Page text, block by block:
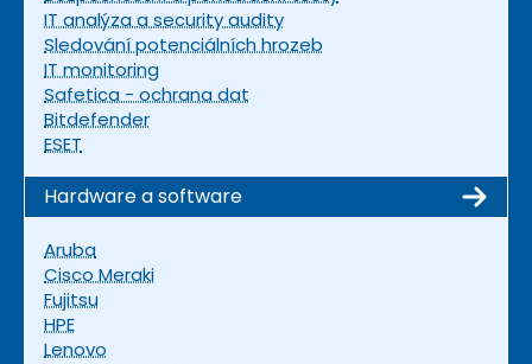
IT analýza a security audity
Sledování potenciálních hrozeb
IT monitoring
Safetica - ochrana dat
Bitdefender
ESET
Hardware a software
Aruba
Cisco Meraki
Fujitsu
HPE
Lenovo